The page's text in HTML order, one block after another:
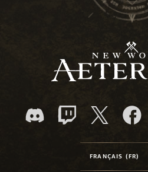
FRANÇAIS (FR)